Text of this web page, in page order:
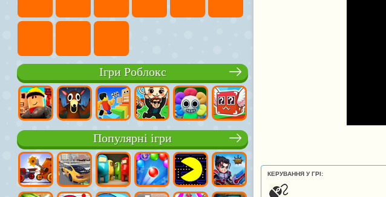
Ігри Роблокс
Популярні ігри
КЕРУВАННЯ У ГРІ: